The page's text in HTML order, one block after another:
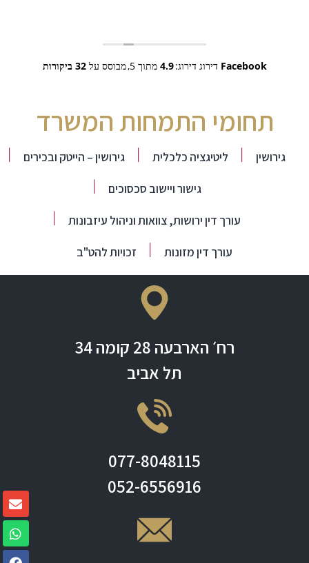
Facebook דירוג דירוג:4.9 מתוך 5, מבוסס על32 ביקורות
תחומי התמחות המשרד
גירושין ליטיגציה כלכלית
גירושין – הייטק ובכירים
גישור ויישוב סכסוכים
עורך דין ירושות, צוואות וניהול עיזבונות
עורך דין מזונות
זכויות להט"ב
רח׳ הארבעה 28 קומה 34
תל אביב
077-8048115
052-6556916